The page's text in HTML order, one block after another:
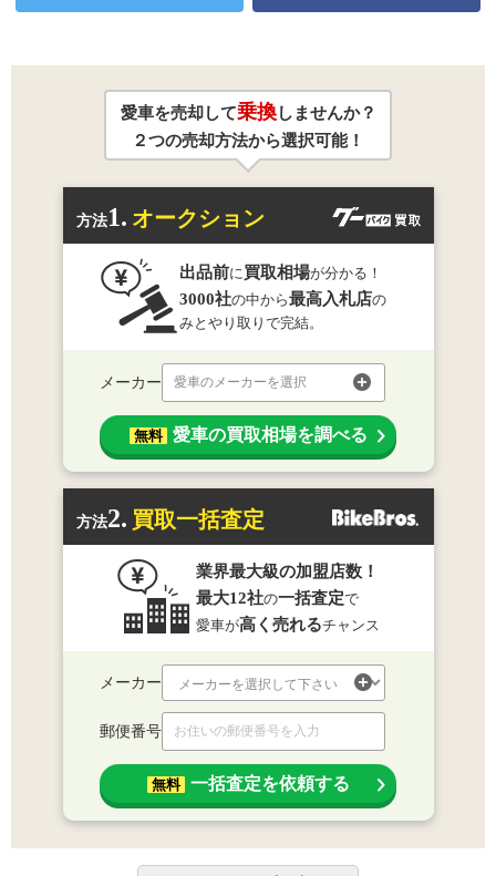
愛車を売却して乗換しませんか？
２つの売却方法から選択可能！
方法1. オークション
出品前に買取相場が分かる！
3000社の中から最高入札店の
みとやり取りで完結。
メーカー 愛車のメーカーを選択
無料 愛車の買取相場を調べる
方法2. 買取一括査定
業界最大級の加盟店数！
最大12社の一括査定で
愛車が高く売れるチャンス
メーカー
郵便番号
無料 一括査定を依頼する